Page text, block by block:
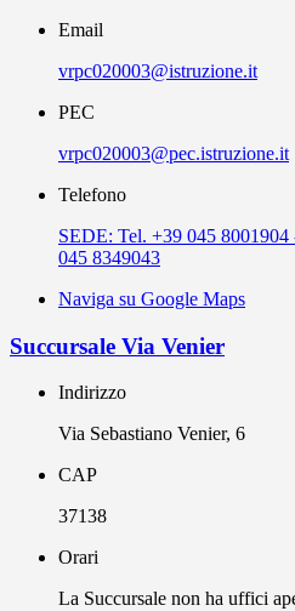
Email
vrpc020003@istruzione.it
PEC
vrpc020003@pec.istruzione.it
Telefono
SEDE: Tel. +39 045
045 8349043
Naviga su Google Maps
Succursale Via Venier
Indirizzo
Via Sebastiano Venier, 6
CAP
37138
Orari
La Succursale non ha uffici